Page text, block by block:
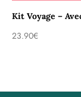
Kit Voyage –
23.90€